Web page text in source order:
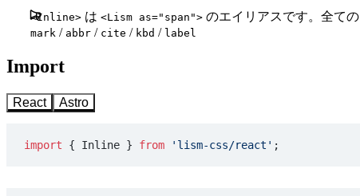
<Inline> は <Lism as="span"> のエイリアスです。全ての
mark / abbr / cite / kbd / label
Import
React Astro
import { Inline } from 'lism-css/react' ;